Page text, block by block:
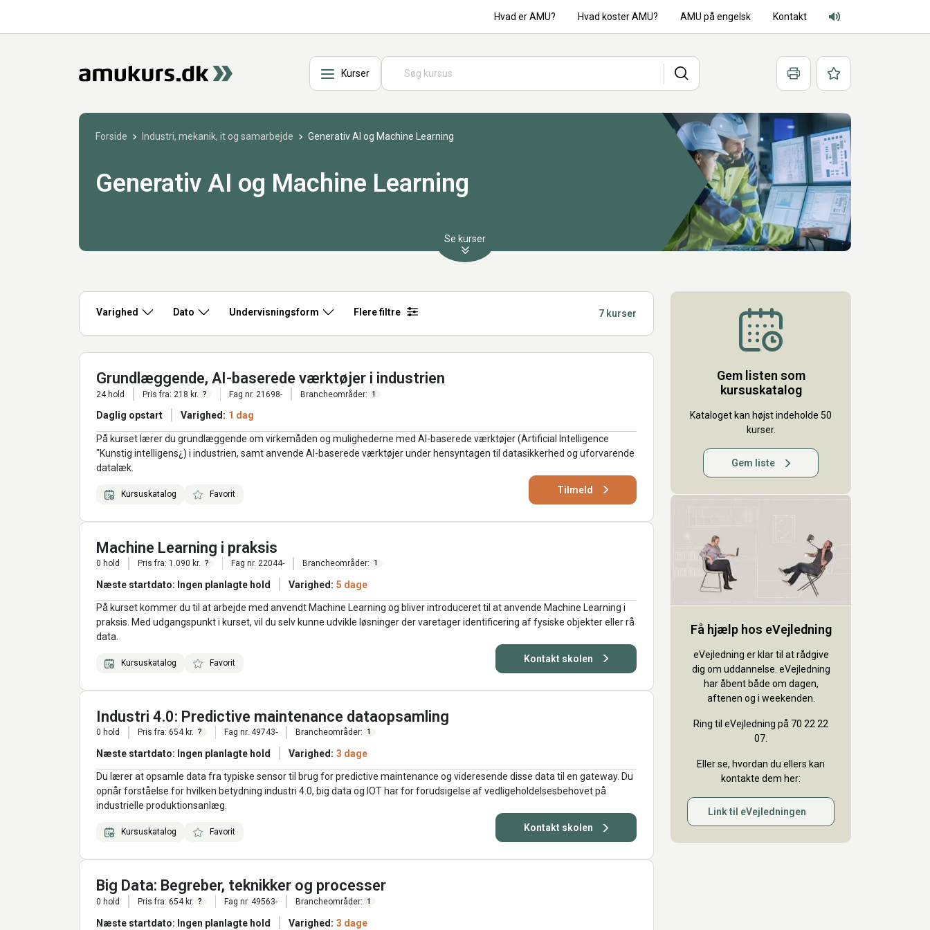
Hvad er AMU? Hvad koster AMU? AMU på engelsk Kontakt
Adgang for alle lyd
Kurser Søg Print Favoritter
Forside Industri, mekanik, it og samarbejde Generativ AI og Machine Learning
Generativ AI og Machine Learning
Se kurser
Varighed Dato Undervisningsform Flere filtre 7 kurser
Grundlæggende, AI-baserede værktøjer i industrien
24 hold Pris fra: 218 kr. ? Fag nr. 21698- Brancheområder: 1
Daglig opstart Varighed: 1 dag
På kurset lærer du grundlæggende om virkemåden og mulighederne med AI-baserede værktøjer (Artificial Intelligence
"Kunstig intelligens¿) i industrien, samt anvende AI-baserede værktøjer under hensyntagen til datasikkerhed og uforvarende
datalæk.
Kursuskatalog Favorit Tilmeld
Machine Learning i praksis
0 hold Pris fra: 1.090 kr. ? Fag nr. 22044- Brancheområder: 1
Næste startdato: Ingen planlagte hold Varighed: 5 dage
På kurset kommer du til at arbejde med anvendt Machine Learning og bliver introduceret til at anvende Machine Learning i
praksis. Med udgangspunkt i kurset, vil du selv kunne udvikle løsninger der varetager identificering af fysiske objekter eller rå
data.
Kursuskatalog Favorit Kontakt skolen
Industri 4.0: Predictive maintenance dataopsamling
0 hold Pris fra: 654 kr. ? Fag nr. 49743- Brancheområder: 1
Næste startdato: Ingen planlagte hold Varighed: 3 dage
Du lærer at opsamle data fra typiske sensor til brug for predictive maintenance og videresende disse data til en gateway. Du
opnår forståelse for hvilken betydning industri 4.0, big data og IOT har for forudsigelse af vedligeholdelsesbehovet på
industrielle produktionsanlæg.
Kursuskatalog Favorit Kontakt skolen
Big Data: Begreber, teknikker og processer
0 hold Pris fra: 654 kr. ? Fag nr. 49563- Brancheområder: 1
Næste startdato: Ingen planlagte hold Varighed: 3 dage
Gem listen som
kursuskatalog
Kataloget kan højst indeholde 50
kurser.
Gem liste
Få hjælp hos eVejledning
eVejledning er klar til at rådgive
dig om uddannelse. eVejledning
har åbent både om dagen,
aftenen og i weekenden.
Ring til eVejledning på 70 22 22
07.
Eller se, hvordan du ellers kan
kontakte dem her:
Link til eVejledningen